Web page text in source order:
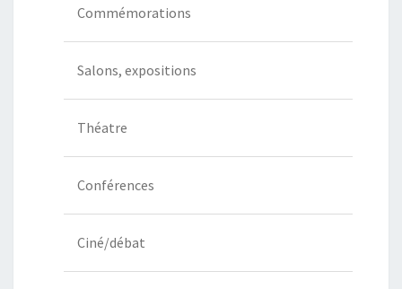
Commémorations
Salons, expositions
Théatre
Conférences
Ciné/débat